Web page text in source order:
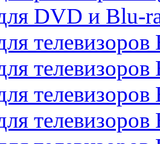
DVD и Blu-
телевизоров
телевизоров
телевизоров
телевизоров